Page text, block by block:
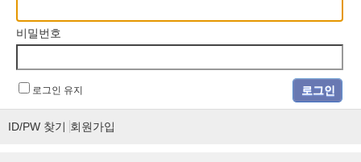
비밀번호
로그인 유지
ID/PW 찾기 회원가입